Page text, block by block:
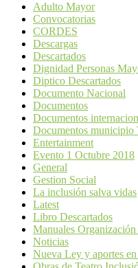
Adulto Mayor
Convocatorias
CORDES
Descargas
Descartados
Dignidad Personas
Diptico Descartados
Documento Nacional
Documentos
Documentos
Documentos municipio
Entertainment
Evento 1 Octubre 2018
General
Gestion Social
La inclusión salva vidas
Latest
Libro Descartados
Manuales
Noticias
Nueva Ley y aportes